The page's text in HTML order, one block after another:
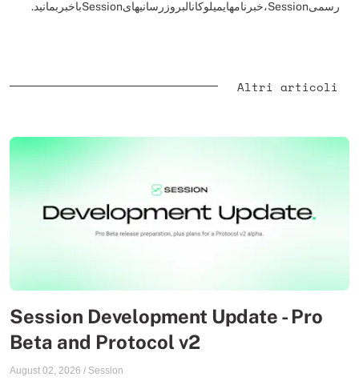
رسمیSession،خبرنامهایمیلوکانالبروزرسانیهایSessionباخبربمانید.
Altri articoli
Session Development Update - Pro
Beta and Protocol v2
August 02, 2026 / Session